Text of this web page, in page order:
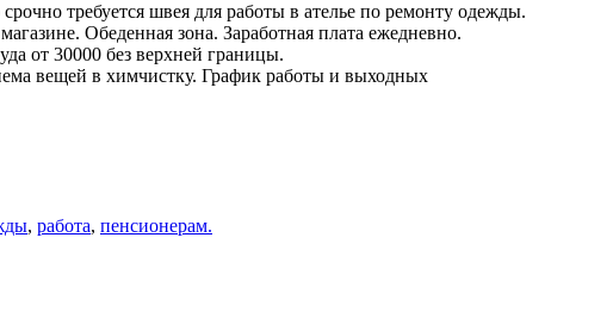
требуется швея для работы в ателье по ремонту одежды.
Обеденная зона. Заработная плата ежедневно.
от 30000 без верхней границы.
вещей в химчистку. График работы и выходных
, работа, пенсионерам.